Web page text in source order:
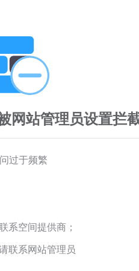
网站管理员设置拦
过于频繁
系空间提供商；
联系网站管理员